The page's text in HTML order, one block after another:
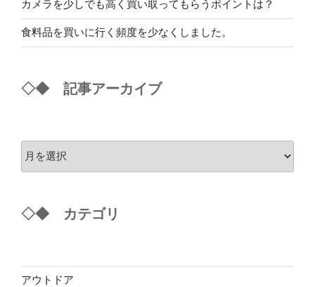
カメラを少しでも高く買い取ってもらうポイントは？
食料品を買いに行く頻度を少なくしました。
◇◆ 記事アーカイブ
ー
ブ
◇◆ カテゴリ
アウトドア